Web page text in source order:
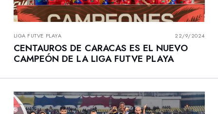
LIGA FUTVE PLAYA 22/9/2024
CENTAUROS DE CARACAS ES EL NUEVO
CAMPEÓN DE LA LIGA FUTVE PLAYA